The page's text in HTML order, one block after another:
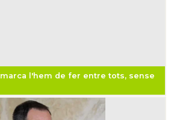
l'hem de fer entre tots, sense